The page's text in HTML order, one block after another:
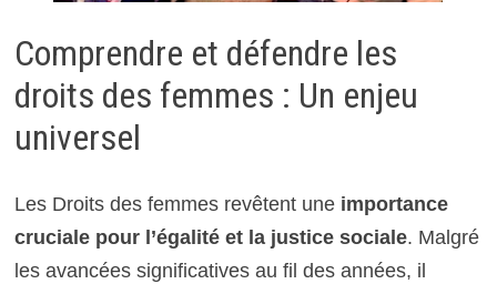
Comprendre et défendre les
droits des femmes : Un enjeu
universel
Les Droits des femmes revêtent une importance
cruciale pour l’égalité et la justice sociale. Malgré
les avancées significatives au fil des années, il